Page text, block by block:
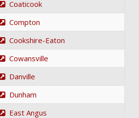
Coaticook
Compton
Cookshire-Eaton
Cowansville
Danville
Dunham
East Angus